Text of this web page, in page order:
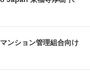
ンション管理組合向け